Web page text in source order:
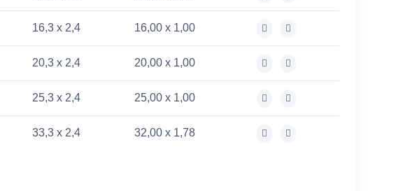
16,3 x 2,4 16,00 x 1,00
20,3 x 2,4 20,00 x 1,00
25,3 x 2,4 25,00 x 1,00
33,3 x 2,4 32,00 x 1,78